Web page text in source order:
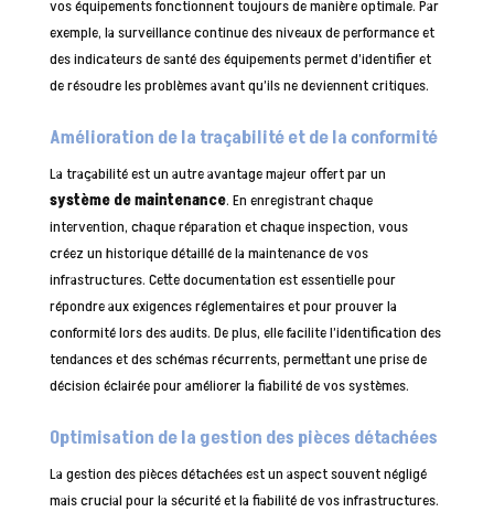
vos équipements fonctionnent toujours de manière optimale. Par
exemple, la surveillance continue des niveaux de performance et
des indicateurs de santé des équipements permet d’identifier et
de résoudre les problèmes avant qu’ils ne deviennent critiques.
Amélioration de la traçabilité et de la conformité
La traçabilité est un autre avantage majeur offert par un
système de maintenance. En enregistrant chaque
intervention, chaque réparation et chaque inspection, vous
créez un historique détaillé de la maintenance de vos
infrastructures. Cette documentation est essentielle pour
répondre aux exigences réglementaires et pour prouver la
conformité lors des audits. De plus, elle facilite l’identification des
tendances et des schémas récurrents, permettant une prise de
décision éclairée pour améliorer la fiabilité de vos systèmes.
Optimisation de la gestion des pièces détachées
La gestion des pièces détachées est un aspect souvent négligé
mais crucial pour la sécurité et la fiabilité de vos infrastructures.